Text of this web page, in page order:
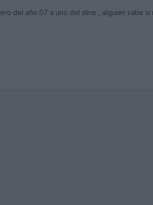
del año 07 a uno del sline , alguien sabe si